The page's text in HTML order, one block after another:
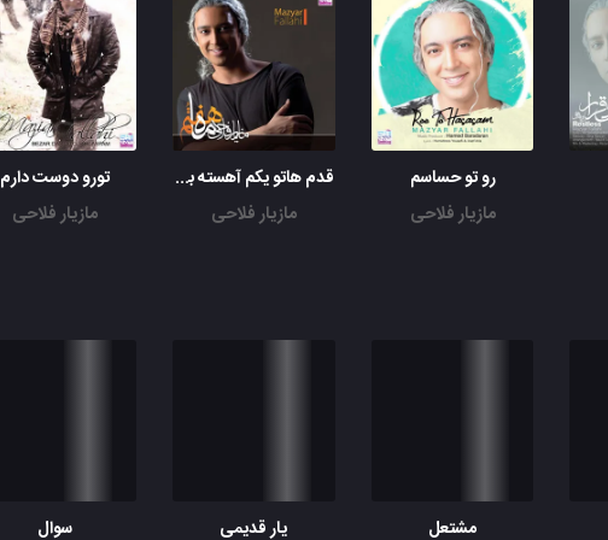
نمی دونم
نمی دونم
نمی دونم
میون رنگ عجیب نگاهت
یکمی فاصله مونده تا دریا
تا دل خسته به خسته نفس به نفس شه
و بیا واقعی شو خود رویا
رو تو حساسم
مازیار فلاحی
قدم هاتو یکم آهسته بردار
مازیار فلاحی
تورو دوست دارم
مازیار فلاحی
مشتعل یار قدیمی سوال